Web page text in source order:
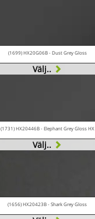
(1699) HX20G06B - Dust Grey Gloss
Välj..
(1731) HX20446B - Elephant Grey Gloss HX
Välj..
(1656) HX20423B - Shark Grey Gloss